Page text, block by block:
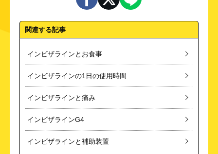
関連する記事
インビザラインとお食事
インビザラインの1日の使用時間
インビザラインと痛み
インビザラインG4
インビザラインと補助装置